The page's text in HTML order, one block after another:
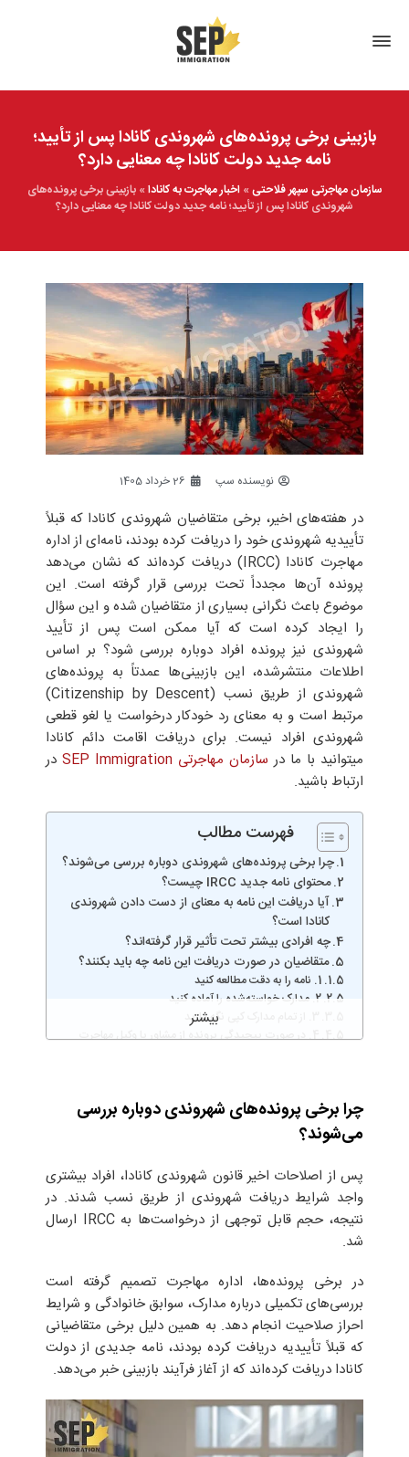
بازبینی برخی پرونده‌های شهروندی کانادا پس از تأیید؛
نامه جدید دولت کانادا چه معنایی دارد؟
سازمان مهاجرتی سپهر فلاحتی»اخبار مهاجرت به کانادا»بازبینی برخی پرونده‌های
شهروندی کانادا پس از تأیید؛ نامه جدید دولت کانادا چه معنایی دارد؟
نویسنده سپ 26 خرداد 1405
در هفته‌های اخیر، برخی متقاضیان شهروندی کانادا که قبلاً
تأییدیه شهروندی خود را دریافت کرده بودند، نامه‌ای از اداره
مهاجرت کانادا (IRCC) دریافت کرده‌اند که نشان می‌دهد
پرونده آن‌ها مجدداً تحت بررسی قرار گرفته است. این
موضوع باعث نگرانی بسیاری از متقاضیان شده و این سؤال
را ایجاد کرده است که آیا ممکن است پس از تأیید
شهروندی نیز پرونده افراد دوباره بررسی شود؟ بر اساس
اطلاعات منتشرشده، این بازبینی‌ها عمدتاً به پرونده‌های
شهروندی از طریق نسب (Citizenship by Descent)
مرتبط است و به معنای رد خودکار درخواست یا لغو قطعی
شهروندی افراد نیست. برای دریافت اقامت دائم کانادا
میتوانید با ما در سازمان مهاجرتی SEP Immigration
در
ارتباط باشید.
فهرست مطالب
چرا برخی پرونده‌های شهروندی دوباره بررسی می‌شوند؟
محتوای نامه جدید IRCC چیست؟
آیا دریافت این نامه به معنای از دست دادن شهروندی
کانادا است؟
چه افرادی بیشتر تحت تأثیر قرار گرفته‌اند؟
متقاضیان در صورت دریافت این نامه چه باید بکنند؟
1. نامه را به دقت مطالعه کنید
2. مدارک خواسته‌شده را آماده کنید
4. در صورت پیچیدگی پرونده از مشاور یا وکیل مهاجرت
چرا برخی پرونده‌های شهروندی دوباره بررسی
می‌شوند؟
پس از اصلاحات اخیر قانون شهروندی کانادا، افراد بیشتری
واجد شرایط دریافت شهروندی از طریق نسب شدند. در
نتیجه، حجم قابل توجهی از درخواست‌ها به IRCC ارسال
شد.
در برخی پرونده‌ها، اداره مهاجرت تصمیم گرفته است
بررسی‌های تکمیلی درباره مدارک، سوابق خانوادگی و شرایط
احراز صلاحیت انجام دهد. به همین دلیل برخی متقاضیانی
که قبلاً تأییدیه دریافت کرده بودند، نامه جدیدی از دولت
کانادا دریافت کرده‌اند که از آغاز فرآیند بازبینی خبر می‌دهد.